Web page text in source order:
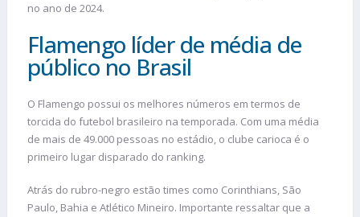
no ano de 2024.
Flamengo líder de média de
público no Brasil
O Flamengo possui os melhores números em termos de
torcida do futebol brasileiro na temporada. Com uma média
de mais de 49.000 pessoas no estádio, o clube carioca é o
primeiro lugar disparado do ranking.
Atrás do rubro-negro estão times como Corinthians, São
Paulo, Bahia e Atlético Mineiro. Importante ressaltar que a